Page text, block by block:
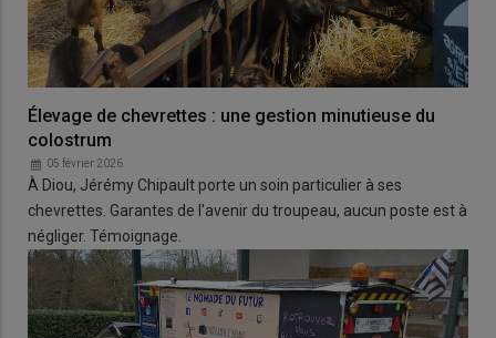
Élevage de chevrettes : une gestion minutieuse du
colostrum
05 février 2026
À Diou, Jérémy Chipault porte un soin particulier à ses
chevrettes. Garantes de l'avenir du troupeau, aucun poste est à
négliger. Témoignage.